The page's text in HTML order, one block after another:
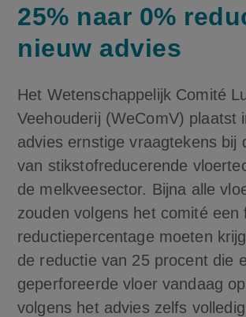
25% naar 0%
nieuw advies
Het Wetenschappelijk Comité
Veehouderij (WeComV) plaatst
advies ernstige vraagtekens bij
van stikstofreducerende
de melkveesector. Bijna alle
zouden volgens het comité een
reductiepercentage moeten
de reductie van 25 procent die
geperforeerde vloer vandaag
volgens het advies zelfs